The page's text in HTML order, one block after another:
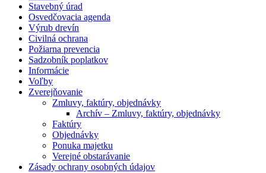
Stavebný úrad
Osvedčovacia agenda
Výrub drevín
Civilná ochrana
Požiarna prevencia
Sadzobník poplatkov
Informácie
Voľby
Zverejňovanie
Zmluvy, faktúry, objednávky
Archív – Zmluvy, faktúry, objednávky
Faktúry
Objednávky
Ponuka majetku
Verejné obstarávanie
Zásady ochrany osobných údajov